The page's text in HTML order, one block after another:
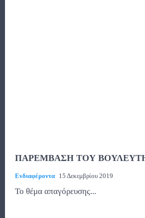
ΠΑΡΕΜΒΑΣΗ ΤΟΥ
Ενδιαφέροντα 15 Δεκεμβρίου 2019
Το θέμα απαγόρευσης...